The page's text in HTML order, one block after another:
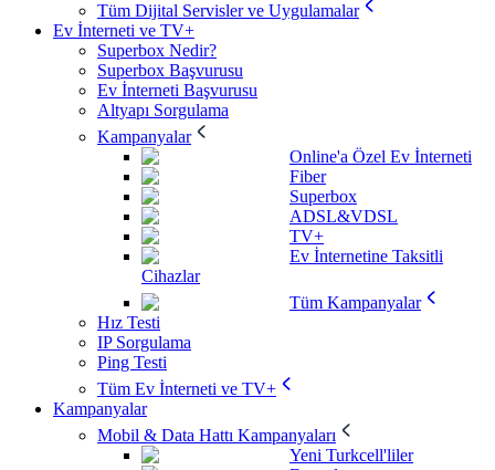
Tüm Dijital Servisler ve Uygulamalar
Ev İnterneti ve TV+
Superbox Nedir?
Superbox Başvurusu
Ev İnterneti Başvurusu
Altyapı Sorgulama
Kampanyalar
Online'a Özel Ev İnterneti
Fiber
Superbox
ADSL&VDSL
TV+
Ev İnternetine Taksitli
Cihazlar
Tüm Kampanyalar
Hız Testi
IP Sorgulama
Ping Testi
Tüm Ev İnterneti ve TV+
Kampanyalar
Mobil & Data Hattı Kampanyaları
Yeni Turkcell'liler